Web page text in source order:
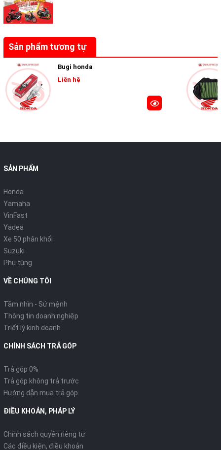
Sản phẩm tương tự
Bugi honda
Liên hệ
SẢN PHẨM
Honda
Yamaha
VinFast
Yadea
Xe 50 phân khối
Suzuki
Phụ tùng
VỀ CHÚNG TÔI
Tầm nhìn - Sứ mệnh
Thông tin doanh nghiệp
Triết lý kinh doanh
CHÍNH SÁCH TRẢ GÓP
Trả góp 0%
Trả góp không trả trước
Hướng dẫn mua trả góp
ĐIỀU KHOẢN, PHÁP LÝ
Chính sách quyền riêng tư
Các điều kiện, điều khoản